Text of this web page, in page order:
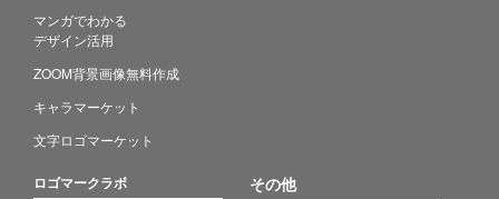
マンガでわかる
デザイン活用
ZOOM背景画像無料作成
キャラマーケット
文字ロゴマーケット
ロゴマークラボ その他